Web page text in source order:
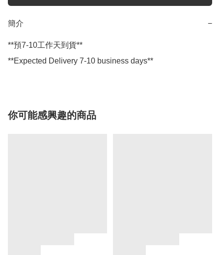
簡介 −
**預7-10工作天到貨**
**Expected Delivery 7-10 business days**
你可能感興趣的商品